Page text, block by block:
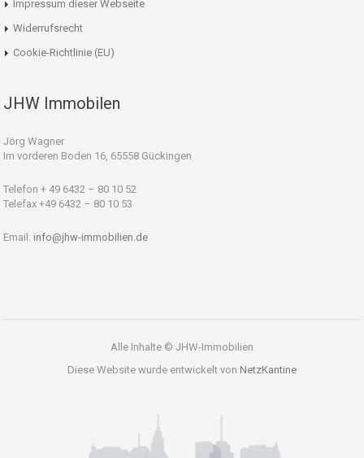
Impressum dieser Webseite
Widerrufsrecht
Cookie-Richtlinie (EU)
JHW Immobilen
Jörg Wagner
Im vorderen Boden 16, 65558 Gückingen
Telefon + 49 6432 – 80 10 52
Telefax +49 6432 – 80 10 53
Email: info@jhw-immobilien.de
Alle Inhalte © JHW-Immobilien
Diese Website wurde entwickelt von NetzKantine